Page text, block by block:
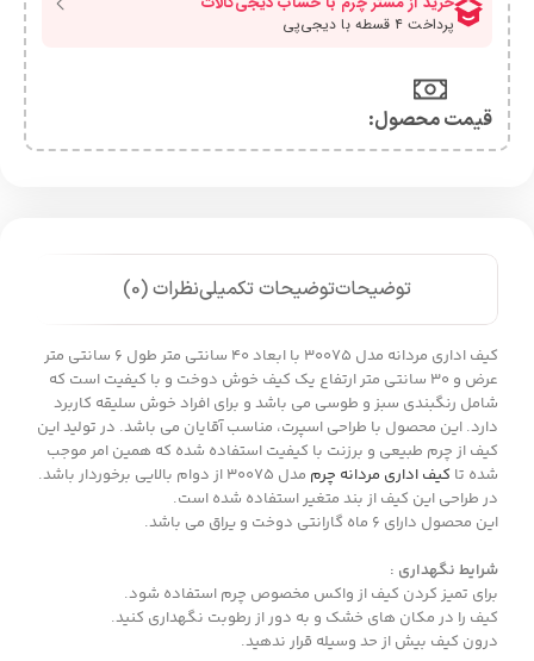
قیمت محصول:​
توضیحاتتوضیحات تکمیلینظرات (0)
کیف اداری مردانه مدل 30075 با ابعاد 40 سانتی متر طول 6 سانتی متر
عرض و 30 سانتی متر ارتفاع یک کیف خوش دوخت و با کیفیت است که
شامل رنگبندی سبز و طوسی می باشد و برای افراد خوش سلیقه کاربرد
دارد. این محصول با طراحی اسپرت، مناسب آقایان می باشد. در تولید این
کیف از چرم طبیعی و برزنت با کیفیت استفاده شده که همین امر موجب
شده تا کیف اداری مردانه چرم
مدل 30075 از دوام بالایی برخوردار باشد.
در طراحی این کیف از بند متغیر استفاده شده است.
این محصول دارای 6 ماه گارانتی دوخت و یراق می باشد.
شرایط نگهداری :
برای تمیز کردن کیف از واکس مخصوص چرم استفاده شود.
کیف را در مکان های خشک و به دور از رطوبت نگهداری کنید.
درون کیف بیش از حد وسیله قرار ندهید.